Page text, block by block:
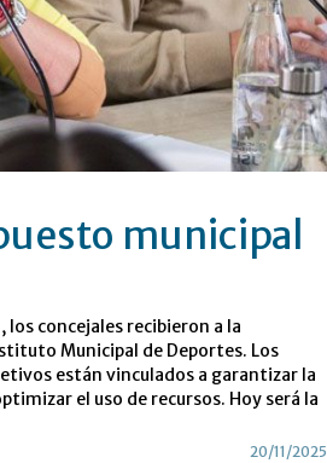
municipal
concejales recibieron a la
Municipal de Deportes. Los
están vinculados a garantizar la
el uso de recursos. Hoy será la
20/11/2025